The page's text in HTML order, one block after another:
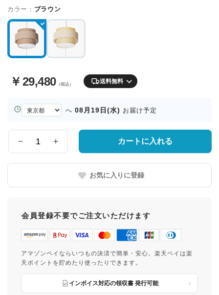
カラー： ブラウン
￥ 29,480（税込） 送料無料
お
届
県
へ 08月19日(水) お届け予定
量
カートに入れる
お気に入りに登録
会員登録不要でご注文いただけます
アマゾンペイならいつもの決済で簡単・安心。楽天ペイは楽
天ポイントを貯めたり使ったりできます。
インボイス対応の領収書 発行可能